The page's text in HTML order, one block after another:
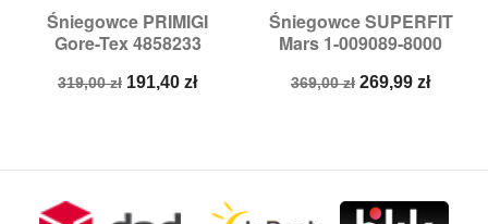
Śniegowce PRIMIGI
Gore-Tex 4858233
Cena
319,00 zł Cena
191,40 zł
Śniegowce SUPERFIT
Mars 1-009089-8000
Cena
369,00 zł Cena
269,99 zł